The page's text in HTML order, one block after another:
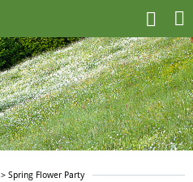
> Spring Flower Party